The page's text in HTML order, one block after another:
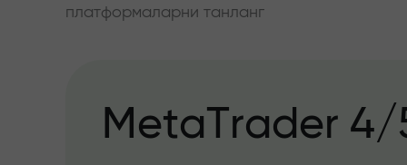
платформаларни танланг
MetaTrader 4/